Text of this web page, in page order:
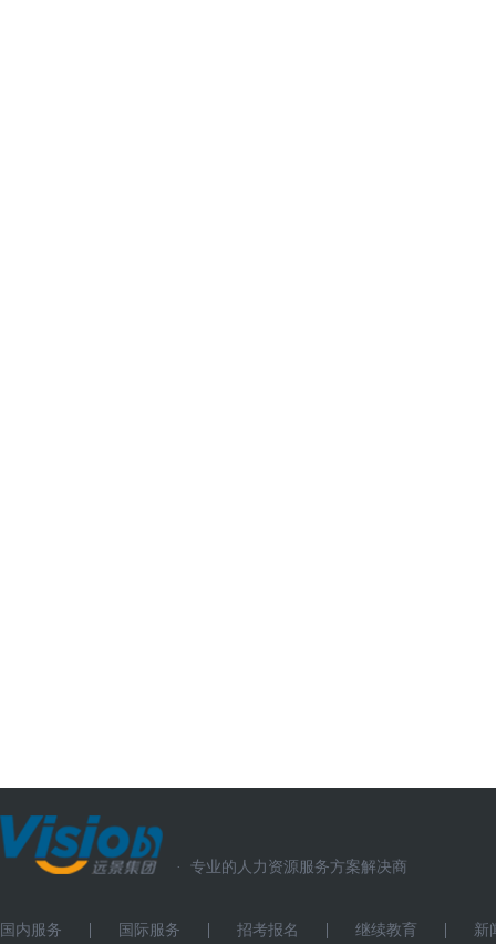
· 专业的人力资源服务方案解决商
国内服务 国际服务 招考报名 继续教育 新